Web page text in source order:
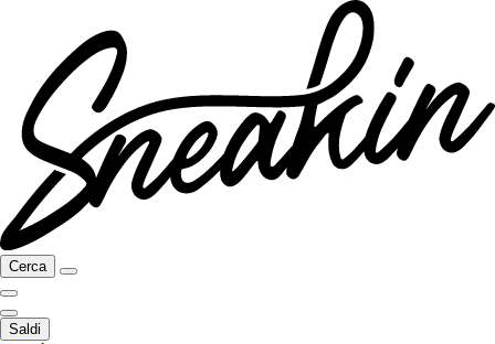
Cerca
Saldi